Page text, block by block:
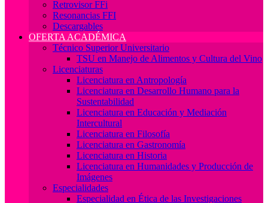
Retrovisor FFi
Resonancias FFI
Descargables
OFERTA ACADÉMICA
Técnico Superior Universitario
TSU en Manejo de Alimentos y Cultura del Vino
Licenciaturas
Licenciatura en Antropología
Licenciatura en Desarrollo Humano para la
Sustentabilidad
Licenciatura en Educación y Mediación
Intercultural
Licenciatura en Filosofía
Licenciatura en Gastronomía
Licenciatura en Historia
Licenciatura en Humanidades y Producción de
Imágenes
Especialidades
Especialidad en Ética de las Investigaciones